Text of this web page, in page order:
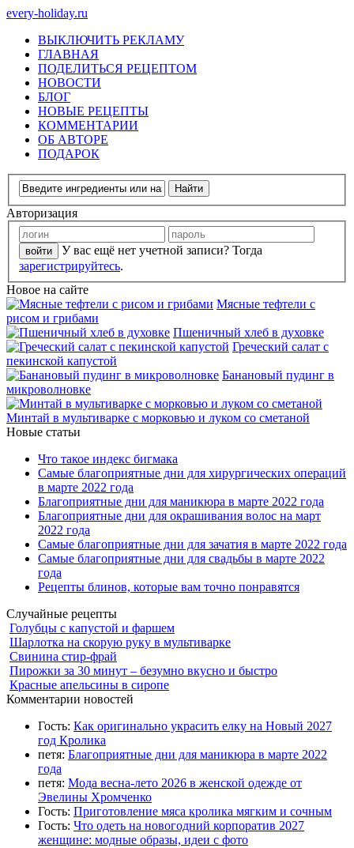
every-holiday.ru
ВЫКЛЮЧИТЬ РЕКЛАМУ
ГЛАВНАЯ
ПОДЕЛИТЬСЯ РЕЦЕПТОМ
НОВОСТИ
БЛОГ
НОВЫЕ РЕЦЕПТЫ
КОММЕНТАРИИ
ОБ АВТОРЕ
ПОДАРОК
Авторизация
У вас ещё нет учетной записи? Тогда
зарегистрируйтесь.
Новое на сайте
Мясные тефтели с
рисом и грибами
Пшеничный хлеб в духовке
Греческий салат с
пекинской капустой
Банановый пудинг в
микроволновке
Минтай в мультиварке с морковью и луком со сметаной
Новые статьи
Что такое индекс бигмака
Самые благоприятные дни для хирургических операций
в марте 2022 года
Благоприятные дни для маникюра в марте 2022 года
Благоприятные дни для окрашивания волос на март
2022 года
Самые благоприятные дни для зачатия в марте 2022 года
Самые благоприятные дни для свадьбы в марте 2022
года
Рецепты блинов, которые вам точно понравятся
Случайные рецепты
Голубцы с капустой и фаршем
Шарлотка на скорую руку в мультиварке
Свинина стир-фрай
Пирожки за 30 минут – безумно вкусно и быстро
Красные апельсины в сиропе
Комментарии новостей
Гость: Как оригинально украсить елку на Новый 2027
год Кролика
петя: Благоприятные дни для маникюра в марте 2022
года
петя: Мода весна-лето 2026 в женской одежде от
Эвелины Хромченко
Гость: Приготовление мяса кролика мягким и сочным
Гость: Что одеть на новогодний корпоратив 2027
женщине: модные образы, идеи с фото